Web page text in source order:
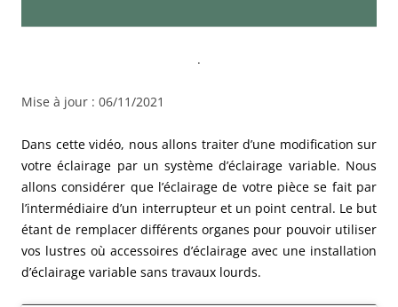
.
Mise à jour : 06/11/2021
Dans cette vidéo, nous allons traiter d’une modification sur
votre éclairage par un système d’éclairage variable. Nous
allons considérer que l’éclairage de votre pièce se fait par
l’intermédiaire d’un interrupteur et un point central. Le but
étant de remplacer différents organes pour pouvoir utiliser
vos lustres où accessoires d’éclairage avec une installation
d’éclairage variable sans travaux lourds.